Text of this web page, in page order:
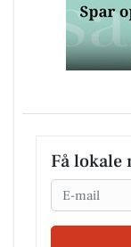
Få lokale
Email